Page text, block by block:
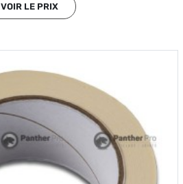
VOIR LE PRIX